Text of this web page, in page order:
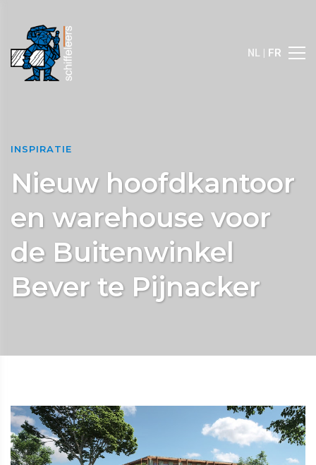
NL | FR
INSPIRATIE
Nieuw hoofdkantoor
en warehouse voor
de Buitenwinkel
Bever te Pijnacker